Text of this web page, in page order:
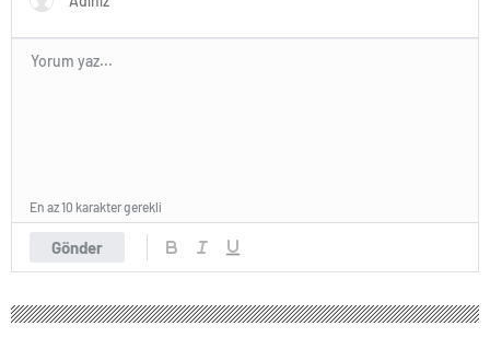
Gönder
En az 10 karakter gerekli